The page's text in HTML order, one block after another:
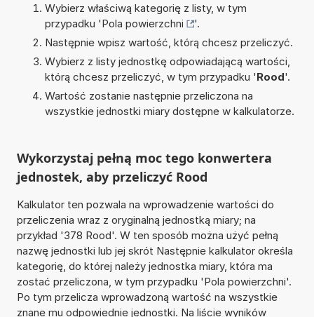
Wybierz właściwą kategorię z listy, w tym
przypadku 'Pola powierzchni
'.
Następnie wpisz wartość, którą chcesz przeliczyć.
Wybierz z listy jednostkę odpowiadającą wartości,
którą chcesz przeliczyć, w tym przypadku 'Rood'.
Wartość zostanie następnie przeliczona na
wszystkie jednostki miary dostępne w kalkulatorze.
Wykorzystaj pełną moc tego konwertera
jednostek, aby przeliczyć Rood
Kalkulator ten pozwala na wprowadzenie wartości do
przeliczenia wraz z oryginalną jednostką miary; na
przykład '378 Rood'. W ten sposób można użyć pełną
nazwę jednostki lub jej skrót Następnie kalkulator określa
kategorię, do której należy jednostka miary, która ma
zostać przeliczona, w tym przypadku 'Pola powierzchni'.
Po tym przelicza wprowadzoną wartość na wszystkie
znane mu odpowiednie jednostki. Na liście wyników